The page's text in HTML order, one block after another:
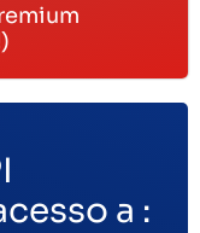
a :